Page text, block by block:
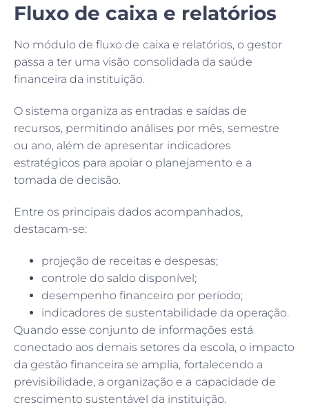
Fluxo de caixa e relatórios
No módulo de fluxo de caixa e relatórios, o gestor
passa a ter uma visão consolidada da saúde
financeira da instituição.
O sistema organiza as entradas e saídas de
recursos, permitindo análises por mês, semestre
ou ano, além de apresentar indicadores
estratégicos para apoiar o planejamento e a
tomada de decisão.
Entre os principais dados acompanhados,
destacam-se:
projeção de receitas e despesas;
controle do saldo disponível;
desempenho financeiro por período;
indicadores de sustentabilidade da operação.
Quando esse conjunto de informações está
conectado aos demais setores da escola, o impacto
da gestão financeira se amplia, fortalecendo a
previsibilidade, a organização e a capacidade de
crescimento sustentável da instituição.